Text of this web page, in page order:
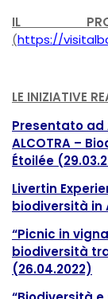
IL
(https://
LE INIZIATIVE
Presentato
ALCOTRA –
Étoilée
Livertin
biodiversità in
“Picnic in
biodiversità
(26.04.2022)